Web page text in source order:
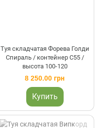
Туя складчатая Форева Голди
Спираль / контейнер C55 /
высота 100-120
8 250.00 грн
Купить